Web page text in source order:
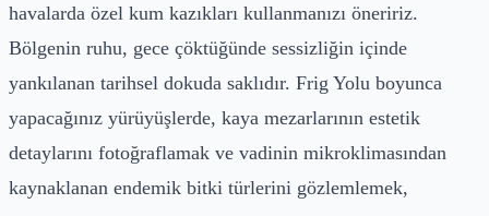
havalarda özel kum kazıkları kullanmanızı öneririz.
Bölgenin ruhu, gece çöktüğünde sessizliğin içinde
yankılanan tarihsel dokuda saklıdır. Frig Yolu boyunca
yapacağınız yürüyüşlerde, kaya mezarlarının estetik
detaylarını fotoğraflamak ve vadinin mikroklimasından
kaynaklanan endemik bitki türlerini gözlemlemek,